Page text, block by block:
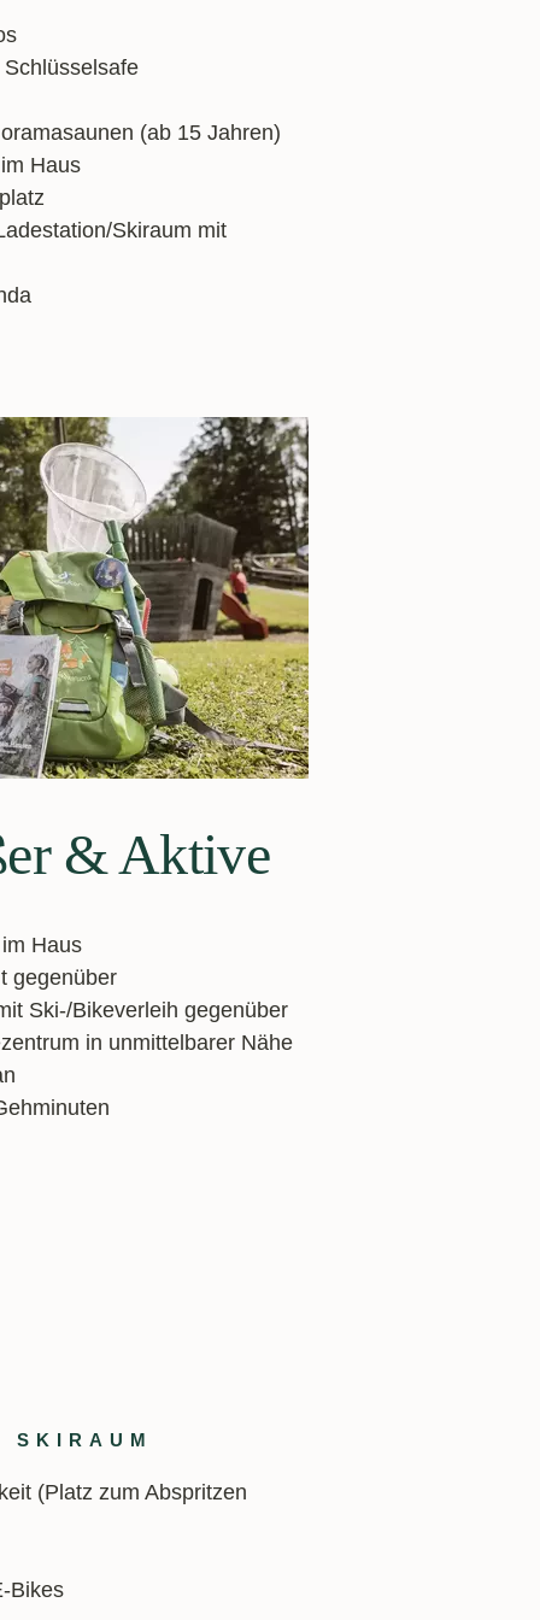
(ab 15 Jahren)
Haus
Skiraum mit
& Aktive
Haus
gegenüber
Ski-/Bikeverleih gegenüber
in unmittelbarer Nähe
SKIRAUM
(Platz zum Abspritzen
Bikes